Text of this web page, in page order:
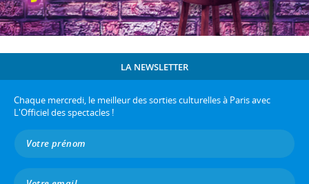
LA NEWSLETTER
Chaque mercredi, le meilleur des sorties culturelles à Paris avec
L'Officiel des spectacles !